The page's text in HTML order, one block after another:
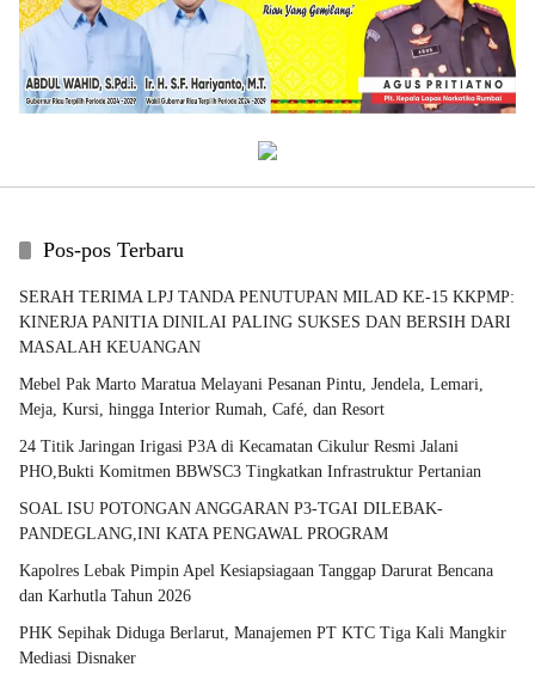
Pos-pos Terbaru
SERAH TERIMA LPJ TANDA PENUTUPAN MILAD KE-15 KKPMP:
KINERJA PANITIA DINILAI PALING SUKSES DAN BERSIH DARI
MASALAH KEUANGAN
Mebel Pak Marto Maratua Melayani Pesanan Pintu, Jendela, Lemari,
Meja, Kursi, hingga Interior Rumah, Café, dan Resort
24 Titik Jaringan Irigasi P3A di Kecamatan Cikulur Resmi Jalani
PHO,Bukti Komitmen BBWSC3 Tingkatkan Infrastruktur Pertanian
SOAL ISU POTONGAN ANGGARAN P3-TGAI DILEBAK-
PANDEGLANG,INI KATA PENGAWAL PROGRAM
Kapolres Lebak Pimpin Apel Kesiapsiagaan Tanggap Darurat Bencana
dan Karhutla Tahun 2026
PHK Sepihak Diduga Berlarut, Manajemen PT KTC Tiga Kali Mangkir
Mediasi Disnaker